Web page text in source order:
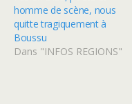
homme de scène, nous
quitte tragiquement à
Boussu
Dans "INFOS REGIONS"